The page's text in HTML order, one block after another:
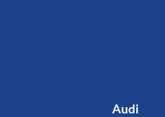
Audi